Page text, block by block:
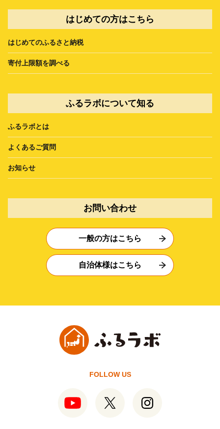
はじめての方はこちら
はじめてのふるさと納税
寄付上限額を調べる
ふるラボについて知る
ふるラボとは
よくあるご質問
お知らせ
お問い合わせ
一般の方はこちら
自治体様はこちら
FOLLOW US